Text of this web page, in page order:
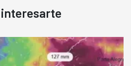
interesarte